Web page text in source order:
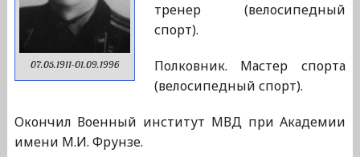
07.05.1911-01.09.1996
тренер (велосипедный
спорт).
Полковник. Мастер спорта
(велосипедный спорт).
Окончил Военный институт МВД при Академии
имени М.И. Фрунзе.